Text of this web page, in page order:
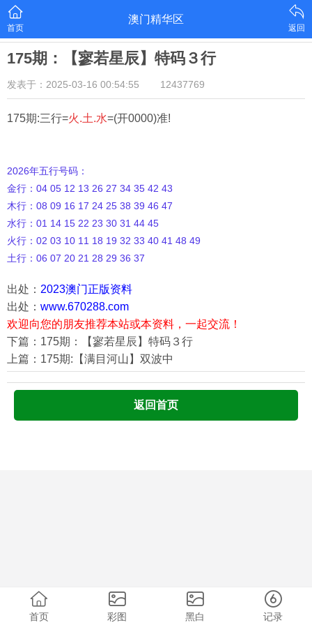
首页
澳门精华区
返回
175期：【寥若星辰】特码３行
发表于：2025-03-16 00:54:55 12437769
175期:三行=火.土.水=(开0000)准!
2026年五行号码：
金行：04 05 12 13 26 27 34 35 42 43
木行：08 09 16 17 24 25 38 39 46 47
水行：01 14 15 22 23 30 31 44 45
火行：02 03 10 11 18 19 32 33 40 41 48 49
土行：06 07 20 21 28 29 36 37
出处： 2023澳门正版资料
出处： www.670288.com
欢迎向您的朋友推荐本站或本资料，一起交流！
下篇：175期：【寥若星辰】特码３行
上篇：175期:【满目河山】双波中
返回首页
首页 彩图 黑白 记录